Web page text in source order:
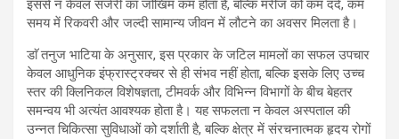
इससे न केवल सर्जरी का जोखिम कम होता है, बल्कि मरीज को कम दर्द, कम
समय में रिकवरी और जल्दी सामान्य जीवन में लौटने का अवसर मिलता है।
डाॅ तनुज भाटिया के अनुसार, इस प्रकार के जटिल मामलों का सफल उपचार
केवल आधुनिक इंफ्रास्ट्रक्चर से ही संभव नहीं होता, बल्कि इसके लिए उच्च
स्तर की क्लिनिकल विशेषज्ञता, टीमवर्क और विभिन्न विभागों के बीच बेहतर
समन्वय भी अत्यंत आवश्यक होता है। यह सफलता न केवल अस्पताल की
उन्नत चिकित्सा सुविधाओं को दर्शाती है, बल्कि क्षेत्र में संरचनात्मक हृदय रोगों